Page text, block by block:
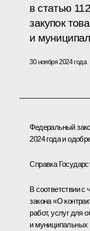
в статью
закупок
и
30 ноября 2024 года
Федеральный
2024 года и
Справка
В соответствии с
закона «О
работ, услуг для
и муниципальных